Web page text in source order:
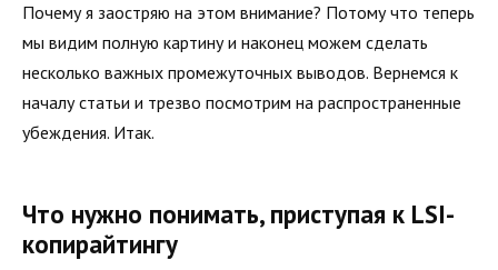
Почему я заостряю на этом внимание? Потому что теперь
мы видим полную картину и наконец можем сделать
несколько важных промежуточных выводов. Вернемся к
началу статьи и трезво посмотрим на распространенные
убеждения. Итак.
Что нужно понимать, приступая к LSI-
копирайтингу